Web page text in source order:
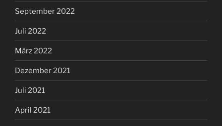
September 2022
Juli 2022
März 2022
Dezember 2021
Juli 2021
April 2021